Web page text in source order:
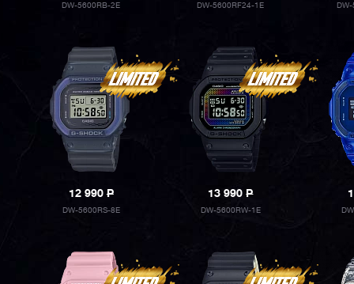
DW-5600RB-2E DW-5600RF24-1E
12 990P
DW-5600RS-8E
13 990P
DW-5600RW-1E